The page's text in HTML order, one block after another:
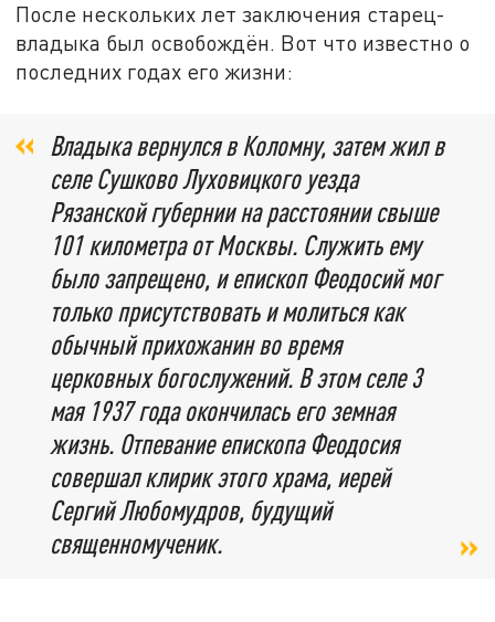
После нескольких лет заключения старец-
владыка был освобождён. Вот что известно о
последних годах его жизни:
Владыка вернулся в Коломну, затем жил в
селе Сушково Луховицкого уезда
Рязанской губернии на расстоянии свыше
101 километра от Москвы. Служить ему
было запрещено, и епископ Феодосий мог
только присутствовать и молиться как
обычный прихожанин во время
церковных богослужений. В этом селе 3
мая 1937 года окончилась его земная
жизнь. Отпевание епископа Феодосия
совершал клирик этого храма, иерей
Сергий Любомудров, будущий
священномученик.